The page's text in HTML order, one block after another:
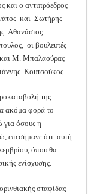
και ο αντιπρόεδρος
και Σωτήρης
Αθανάσιος
οι βουλευτές
Μ. Μπαλαούρας
Κουτσούκος.
της
ακόμα φορά το
όσους η
επεσήμανε ότι αυτή
όπου θα
ενίσχυσης.
σταφίδας